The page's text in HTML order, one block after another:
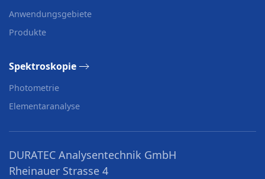
Anwendungsgebiete
Produkte
Spektroskopie
Photometrie
Elementaranalyse
DURATEC Analysentechnik GmbH
Rheinauer Strasse 4